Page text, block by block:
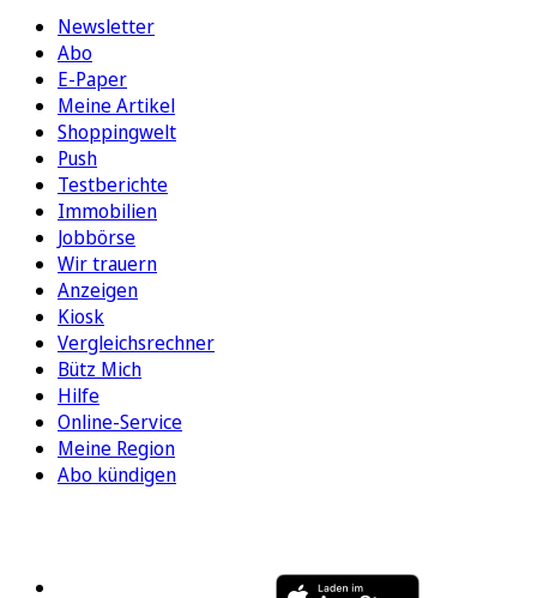
Newsletter
Abo
E-Paper
Meine Artikel
Shoppingwelt
Push
Testberichte
Immobilien
Jobbörse
Wir trauern
Anzeigen
Kiosk
Vergleichsrechner
Bütz Mich
Hilfe
Online-Service
Meine Region
Abo kündigen